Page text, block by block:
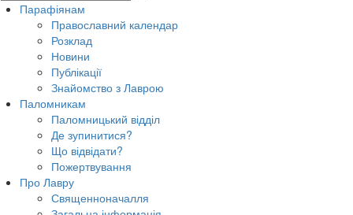
Парафіянам
Православний календар
Розклад
Новини
Публікації
Знайомство з Лаврою
Паломникам
Паломницький відділ
Де зупинитися?
Що відвідати?
Пожертвування
Про Лавру
Священноначалля